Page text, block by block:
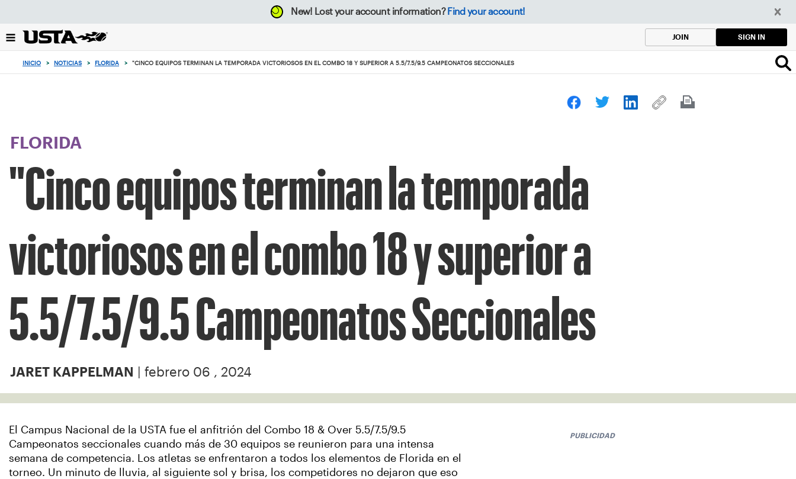
el
botón
New! Lost your account information? Find your account!
JOIN SIGN IN
INICIO > NOTICIAS > FLORIDA > "CINCO EQUIPOS TERMINAN LA TEMPORADA VICTORIOSOS EN EL COMBO 18 Y SUPERIOR A 5.5/7.5/9.5 CAMPEONATOS SECCIONALES
FLORIDA
"Cinco equipos terminan la temporada
victoriosos en el combo 18 y superior a
5.5/7.5/9.5 Campeonatos Seccionales
JARET KAPPELMAN | febrero 06 , 2024
El Campus Nacional de la USTA fue el anfitrión del Combo 18 & Over 5.5/7.5/9.5
Campeonatos seccionales cuando más de 30 equipos se reunieron para una intensa
semana de competencia. Los atletas se enfrentaron a todos los elementos de Florida en el
torneo. Un minuto de lluvia, al siguiente sol y brisa, los competidores no dejaron que eso
PUBLICIDAD